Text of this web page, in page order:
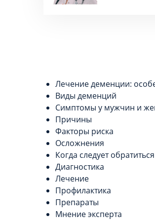
Лечение деменции:
Виды деменций
Симптомы у мужчин и
Причины
Факторы риска
Осложнения
Когда следует
Диагностика
Лечение
Профилактика
Препараты
Мнение эксперта